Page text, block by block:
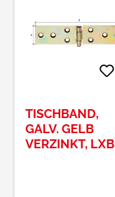
TISCHBAND,
GALV. GELB
VERZINKT, LXB